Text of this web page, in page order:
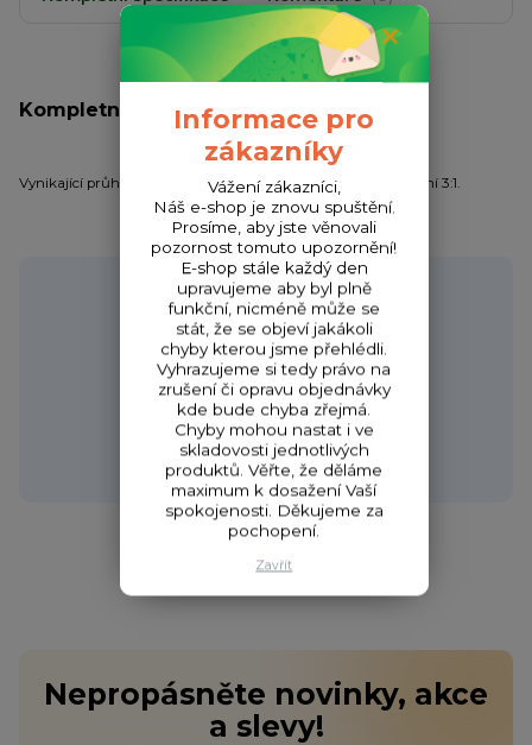
Kompletní specifikace
Vynikající průhledná smršťovací hadička s poměrem smrštění 3:1.
Potřebujete poradit?
Zákaznická podpora HONZA
+420 720 256 434
(Po-Čt 9-17 hod.,Pá 9-18 hod.)
obchod@fishcom.cz
Nepropásněte novinky, akce
a slevy!
Informace pro
zákazníky
Vážení zákazníci,
Náš e-shop je znovu spuštění.
Prosíme, aby jste věnovali
pozornost tomuto upozornění!
E-shop stále každý den
upravujeme aby byl plně
funkční, nicméně může se
stát, že se objeví jakákoli
chyby kterou jsme přehlédli.
Vyhrazujeme si tedy právo na
zrušení či opravu objednávky
kde bude chyba zřejmá.
Chyby mohou nastat i ve
skladovosti jednotlivých
produktů. Věřte, že děláme
maximum k dosažení Vaší
spokojenosti. Děkujeme za
pochopení.
Zavřít